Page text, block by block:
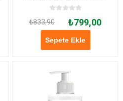
₺833,90 ₺799,00
Sepete Ekle